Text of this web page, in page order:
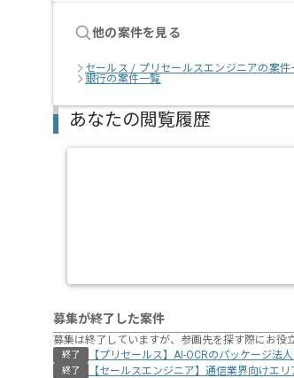
他の案件を見る
セールス / プリセールスエンジニアの案件
銀行の案件一覧
あなたの閲覧履歴
募集が終了した案件
募集は終了していますが、参画先を探す際にお役
終了 【プリセールス】AI-OCRのパッケージ法
終了 【セールスエンジニア】通信業界向けエ